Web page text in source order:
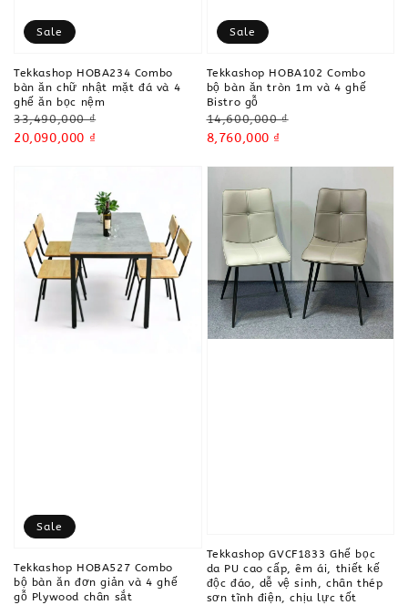
Sale
Tekkashop HOBA234 Combo
bàn ăn chữ nhật mặt đá và 4
ghế ăn bọc nệm
Regular
price
33,490,000 ₫
Sale
20,090,000 ₫
Sale
Tekkashop HOBA102 Combo
bộ bàn ăn tròn 1m và 4 ghế
Bistro gỗ
Regular
price
14,600,000 ₫
Sale
8,760,000 ₫
Sale
Tekkashop HOBA527 Combo
bộ bàn ăn đơn giản và 4 ghế
gỗ Plywood chân sắt
Tekkashop GVCF1833 Ghế bọc
da PU cao cấp, êm ái, thiết kế
độc đáo, dễ vệ sinh, chân thép
sơn tĩnh điện, chịu lực tốt